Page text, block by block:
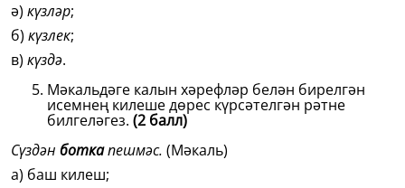
ә) күзләр;
б) күзлек;
в) күздә.
Мәкальдәге калын хәрефләр белән бирелгән
исемнең килеше дөрес күрсәтелгән рәтне
билгеләгез. (2 балл)
Сүздән боткапешмәс. (Мәкаль)
а) баш килеш;